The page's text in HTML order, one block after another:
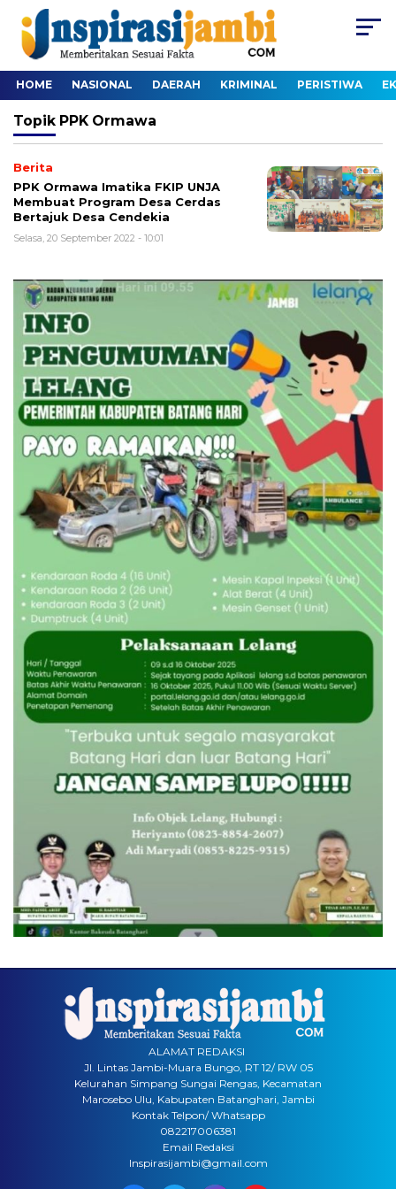
HOME NASIONAL DAERAH KRIMINAL PERISTIWA
Topik PPK Ormawa
Berita
PPK Ormawa Imatika FKIP UNJA
Membuat Program Desa Cerdas
Bertajuk Desa Cendekia
Selasa, 20 September 2022 - 10:01
ALAMAT REDAKSI
Jl. Lintas Jambi-Muara Bungo, RT 12/ RW 05
Kelurahan Simpang Sungai Rengas, Kecamatan
Marosebo Ulu, Kabupaten Batanghari, Jambi
Kontak Telpon/ Whatsapp
082217006381
Email Redaksi
Inspirasijambi@gmail.com